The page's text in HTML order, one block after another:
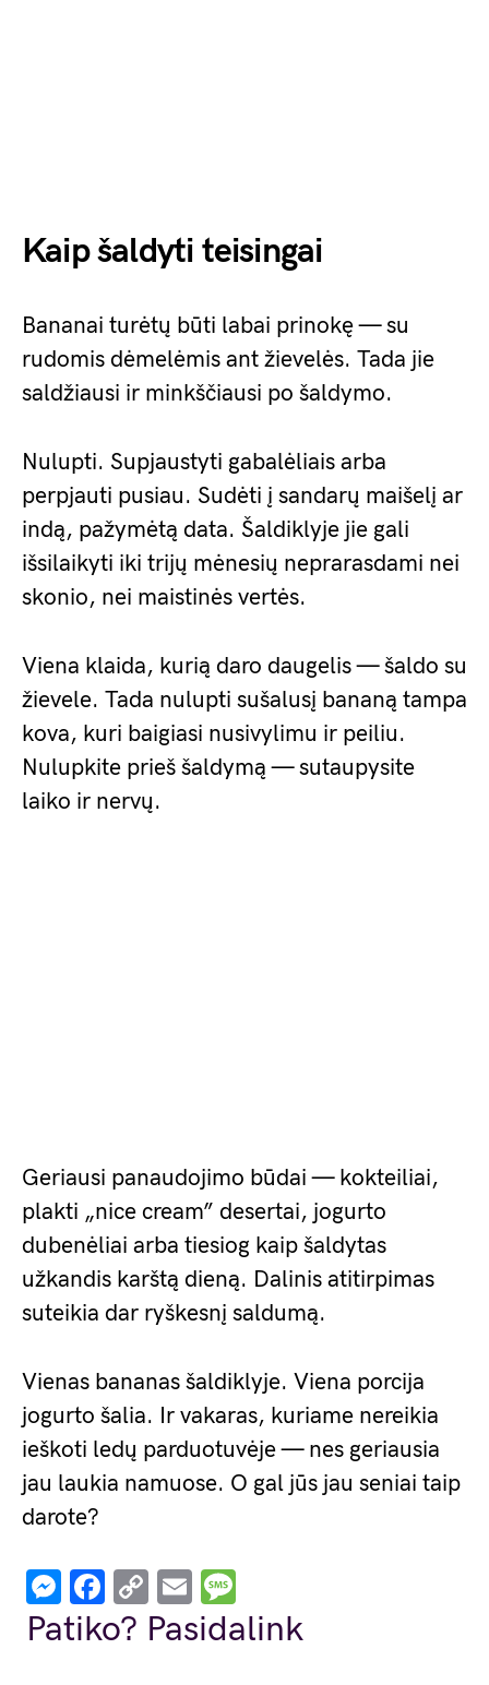
Kaip šaldyti teisingai
Bananai turėtų būti labai prinokę — su
rudomis dėmelėmis ant žievelės. Tada jie
saldžiausi ir minkščiausi po šaldymo.
Nulupti. Supjaustyti gabalėliais arba
perpjauti pusiau. Sudėti į sandarų maišelį ar
indą, pažymėtą data. Šaldiklyje jie gali
išsilaikyti iki trijų mėnesių neprarasdami nei
skonio, nei maistinės vertės.
Viena klaida, kurią daro daugelis — šaldo su
žievele. Tada nulupti sušalusį bananą tampa
kova, kuri baigiasi nusivylimu ir peiliu.
Nulupkite prieš šaldymą — sutaupysite
laiko ir nervų.
Geriausi panaudojimo būdai — kokteiliai,
plakti „nice cream” desertai, jogurto
dubenėliai arba tiesiog kaip šaldytas
užkandis karštą dieną. Dalinis atitirpimas
suteikia dar ryškesnį saldumą.
Vienas bananas šaldiklyje. Viena porcija
jogurto šalia. Ir vakaras, kuriame nereikia
ieškoti ledų parduotuvėje — nes geriausia
jau laukia namuose. O gal jūs jau seniai taip
darote?
Messenger
Facebook
Copy
Link
Email
Patiko? Pasidalink